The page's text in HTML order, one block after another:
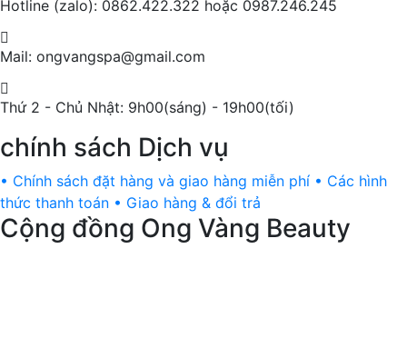
Hotline (zalo): 0862.422.322 hoặc 0987.246.245
Mail: ongvangspa@gmail.com
Thứ 2 - Chủ Nhật: 9h00(sáng) - 19h00(tối)
chính sách Dịch vụ
• Chính sách đặt hàng và giao hàng miễn phí • Các hình
thức thanh toán • Giao hàng & đổi trả
Cộng đồng Ong Vàng Beauty